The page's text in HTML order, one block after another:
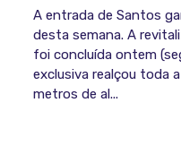
A entrada de Santos
desta semana. A
foi concluída ontem
exclusiva realçou toda
metros de al...